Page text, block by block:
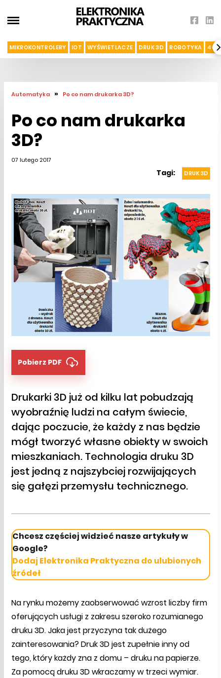
MIKROKONTROLERY IOT WYŚWIETLACZE DRUK 3D ROBOTYKA 4G I
Automatyka » Po co nam drukarka 3D?
Po co nam drukarka
3D?
07 lutego 2017
Tagi: DRUK 3D
Pobierz PDF
Drukarki 3D już od kilku lat pobudzają
wyobraźnię ludzi na całym świecie,
dając poczucie, że każdy z nas będzie
mógł tworzyć własne obiekty w swoich
mieszkaniach. Technologia druku 3D
jest jedną z najszybciej rozwijających
się gałęzi przemysłu technicznego.
Chcesz częściej widzieć nasze artykuły w
Google?
Dodaj Elektronika Praktyczna do ulubionych
źródeł
Na rynku możemy zaobserwować wzrost liczby firm
oferujących usługi z zakresu szeroko rozumianego
druku 3D. Jaka jest przyczyna tak dużego
zainteresowania? Druk 3D jest zupełnie inny od
tego, który każdy zna z domu – druku na papierze.
Za pomocą druku 3D wkraczamy w trzeci wymiar.